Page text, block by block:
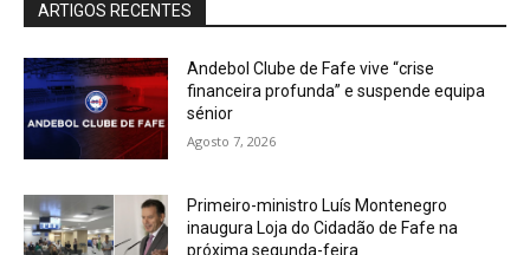
ARTIGOS RECENTES
Andebol Clube de Fafe vive “crise
financeira profunda” e suspende equipa
sénior
Agosto 7, 2026
Primeiro-ministro Luís Montenegro
inaugura Loja do Cidadão de Fafe na
próxima segunda-feira